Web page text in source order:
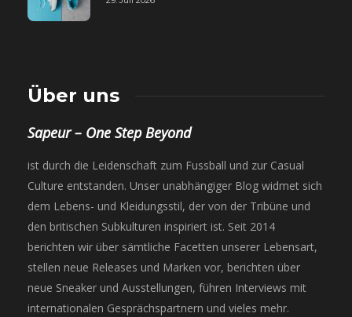
Über uns
Sapeur – One Step Beyond
ist durch die Leidenschaft zum Fussball und zur Casual
Culture entstanden. Unser unabhängiger Blog widmet sich
dem Lebens- und Kleidungsstil, der von der Tribüne und
den britischen Subkulturen inspiriert ist. Seit 2014
berichten wir über sämtliche Facetten unserer Lebensart,
stellen neue Releases und Marken vor, berichten über
neue Sneaker und Ausstellungen, führen Interviews mit
internationalen Gesprächspartnern und vieles mehr.